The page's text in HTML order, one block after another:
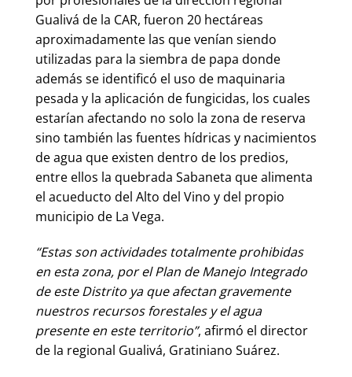
Gualivá de la CAR, fueron 20 hectáreas
aproximadamente las que venían siendo
utilizadas para la siembra de papa donde
además se identificó el uso de maquinaria
pesada y la aplicación de fungicidas, los cuales
estarían afectando no solo la zona de reserva
sino también las fuentes hídricas y nacimientos
de agua que existen dentro de los predios,
entre ellos la quebrada Sabaneta que alimenta
el acueducto del Alto del Vino y del propio
municipio de La Vega.
“Estas son actividades totalmente prohibidas
en esta zona, por el Plan de Manejo Integrado
de este Distrito ya que afectan gravemente
nuestros recursos forestales y el agua
presente en este territorio”, afirmó el director
de la regional Gualivá, Gratiniano Suárez.